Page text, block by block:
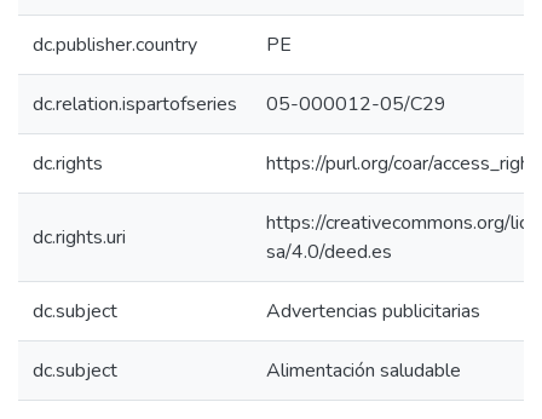
dc.publisher.country PE
dc.relation.ispartofseries 05-000012-05/C29
dc.rights https://purl.org/coar/
dc.rights.uri
https://creativecommons.org/
sa/4.0/deed.es
dc.subject Advertencias publicitarias
dc.subject Alimentación saludable